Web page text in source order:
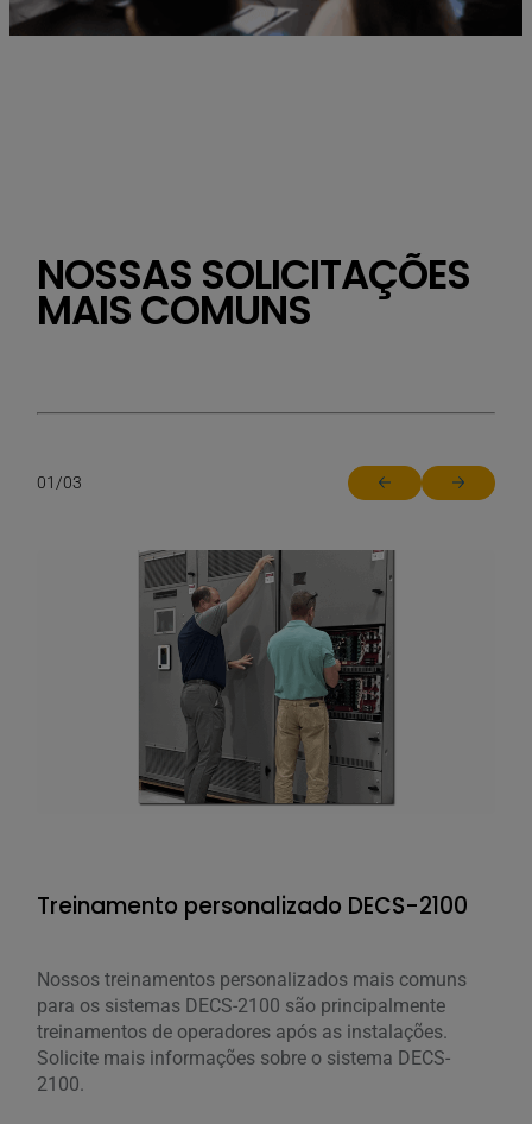
NOSSAS SOLICITAÇÕES
MAIS COMUNS
01/03 Return to previous
Jump to
Treinamento personalizado DECS-2100
Nossos treinamentos personalizados mais comuns
para os sistemas DECS-2100 são principalmente
treinamentos de operadores após as instalações.
Solicite mais informações sobre o sistema DECS-
2100.